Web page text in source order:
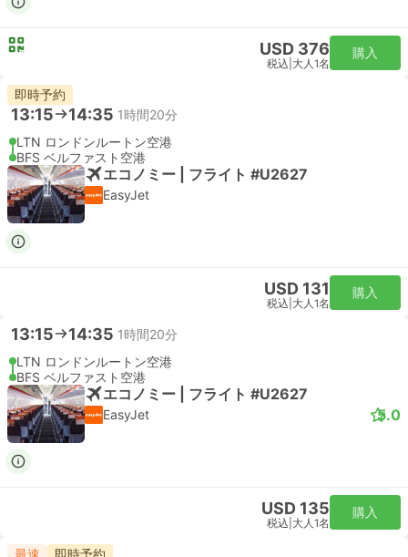
USD 376
税込 大人1名
購入
即時予約
13:15 14:35 1時間20分
LTN ロンドンルートン空港
BFS ベルファスト空港
エコノミー | フライト #U2627
EasyJet
USD 131
税込 大人1名
購入
13:15 14:35 1時間20分
LTN ロンドンルートン空港
BFS ベルファスト空港
エコノミー | フライト #U2627
EasyJet 5.0
USD 135
税込 大人1名
購入
最速 即時予約